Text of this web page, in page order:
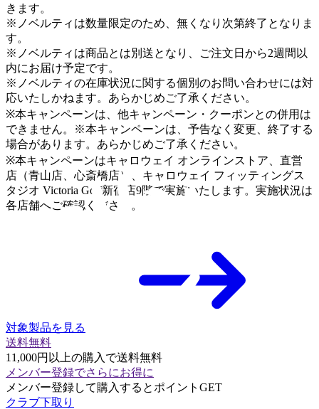
きます。
※ノベルティは数量限定のため、無くなり次第終了となりま
す。
※ノベルティは商品とは別送となり、ご注文日から2週間以
内にお届け予定です。
※ノベルティの在庫状況に関する個別のお問い合わせには対
応いたしかねます。あらかじめご了承ください。
※本キャンペーンは、他キャンペーン・クーポンとの併用は
できません。※本キャンペーンは、予告なく変更、終了する
場合があります。あらかじめご了承ください。
※本キャンペーンはキャロウェイ オンラインストア、直営
店（青山店、心斎橋店）、キャロウェイ フィッティングス
タジオ Victoria Golf新宿店9階で実施いたします。実施状況は
各店舗へご確認ください。
対象製品を見る
送料無料
11,000円以上の購入で送料無料
メンバー登録でさらにお得に
メンバー登録して購入するとポイントGET
クラブ下取り